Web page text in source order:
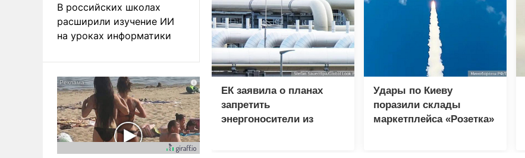
В российских школах
расширили изучение ИИ
на уроках информатики
ЕК заявила о планах
запретить
энергоносители из
Удары по Киеву
поразили склады
маркетплейса «Розетка»